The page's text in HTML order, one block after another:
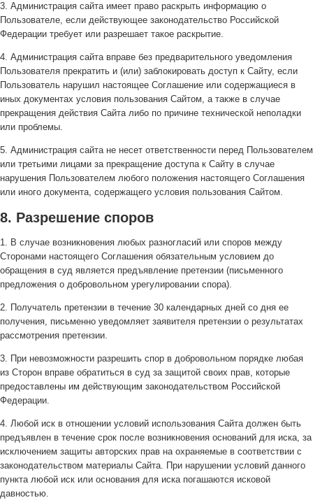
3. Администрация сайта имеет право раскрыть информацию о
Пользователе, если действующее законодательство Российской
Федерации требует или разрешает такое раскрытие.
4. Администрация сайта вправе без предварительного уведомления
Пользователя прекратить и (или) заблокировать доступ к Сайту, если
Пользователь нарушил настоящее Соглашение или содержащиеся в
иных документах условия пользования Сайтом, а также в случае
прекращения действия Сайта либо по причине технической неполадки
или проблемы.
5. Администрация сайта не несет ответственности перед Пользователем
или третьими лицами за прекращение доступа к Сайту в случае
нарушения Пользователем любого положения настоящего Соглашения
или иного документа, содержащего условия пользования Сайтом.
8. Разрешение споров
1. В случае возникновения любых разногласий или споров между
Сторонами настоящего Соглашения обязательным условием до
обращения в суд является предъявление претензии (письменного
предложения о добровольном урегулировании спора).
2. Получатель претензии в течение 30 календарных дней со дня ее
получения, письменно уведомляет заявителя претензии о результатах
рассмотрения претензии.
3. При невозможности разрешить спор в добровольном порядке любая
из Сторон вправе обратиться в суд за защитой своих прав, которые
предоставлены им действующим законодательством Российской
Федерации.
4. Любой иск в отношении условий использования Сайта должен быть
предъявлен в течение срок после возникновения оснований для иска, за
исключением защиты авторских прав на охраняемые в соответствии с
законодательством материалы Сайта. При нарушении условий данного
пункта любой иск или основания для иска погашаются исковой
давностью.